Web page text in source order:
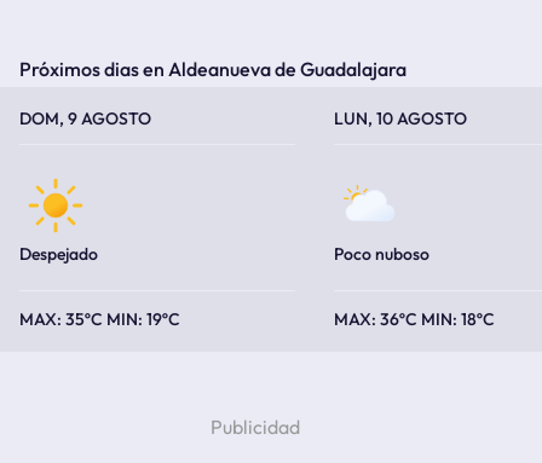
Próximos dias en Aldeanueva de Guadalajara
DOM, 9 AGOSTO
Despejado
35ºC 19ºC
LUN, 10 AGOSTO
Poco nuboso
36ºC 18ºC